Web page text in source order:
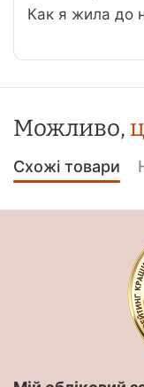
Как я жила до
Можливо,
Схожі товари